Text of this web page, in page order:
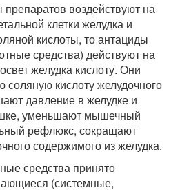
воздействуют на
клетки желудка и
кислоты, то антациды
средства) действуют на
желудка кислоту. Они
соляную кислоту желудочного
давление в желудке и
уменьшают мышечный
рефлюкс, сокращают
содержимого из желудка.
средства принято
(системные,